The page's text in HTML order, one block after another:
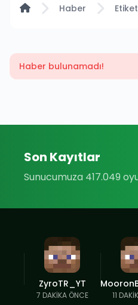
Anasayfa
Haber
Haber bulunamadı!
Son Kayıtlar
Sunucumuza 417.049
ZyroTR_YT
7 DAKIKA ÖNCE 11